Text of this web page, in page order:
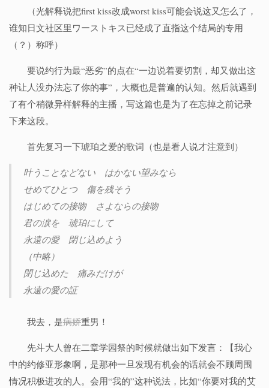
（光解释说把first kiss改成worst kiss可能会说这又怎么了，
谁知日文社区里ワーストキス已经成了直指这个结局的专用
（？）称呼）
要说约行为最“恶劣”的点在“一边说着要切割，却又做出这
种让人没办法忘了你的事”，大概也是普遍的认知。然后就遇到
了有个稍微异样解释的主播，写这篇也是为了在忘掉之前记录
下来这段。
首先复习一下琥珀之爱的歌词（也是看人说才注意到）
叶うことなどない はかない望みなら
せめてひとつ 傷を残そう
はじめての接吻 さよならの接吻
君の涙を 琥珀にして
永遠の愛 閉じ込めよう
（中略）
閉じ込めた 痛みだけが
永遠の愛の証
我去，是病娇重男！
先斗大人曾在二章学园祭的时候就做出如下发言：【我心
中的约修亚形象啊，是那种一旦发现有机会的话就会不顾周围
情况积极进攻的人。会用“我的”这种说法，比如“你要对我的艾